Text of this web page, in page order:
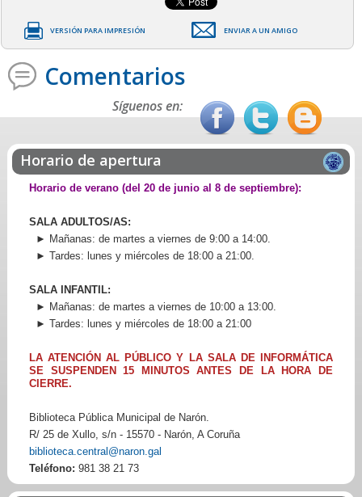
VERSIÓN PARA IMPRESIÓN ENVIAR A UN AMIGO
Comentarios
Síguenos en:
Horario de apertura
Horario de verano (del 20 de junio al 8 de septiembre):
SALA ADULTOS/AS:
► Mañanas: de martes a viernes de 9:00 a 14:00.
► Tardes: lunes y miércoles de 18:00 a 21:00.
SALA INFANTIL:
► Mañanas: de martes a viernes de 10:00 a 13:00.
► Tardes: lunes y miércoles de 18:00 a 21:00
LA ATENCIÓN AL PÚBLICO Y LA SALA DE INFORMÁTICA
SE SUSPENDEN 15 MINUTOS ANTES DE LA HORA DE
CIERRE.
Biblioteca Pública Municipal de Narón.
R/ 25 de Xullo, s/n - 15570 - Narón, A Coruña
biblioteca.central@naron.gal
Teléfono: 981 38 21 73